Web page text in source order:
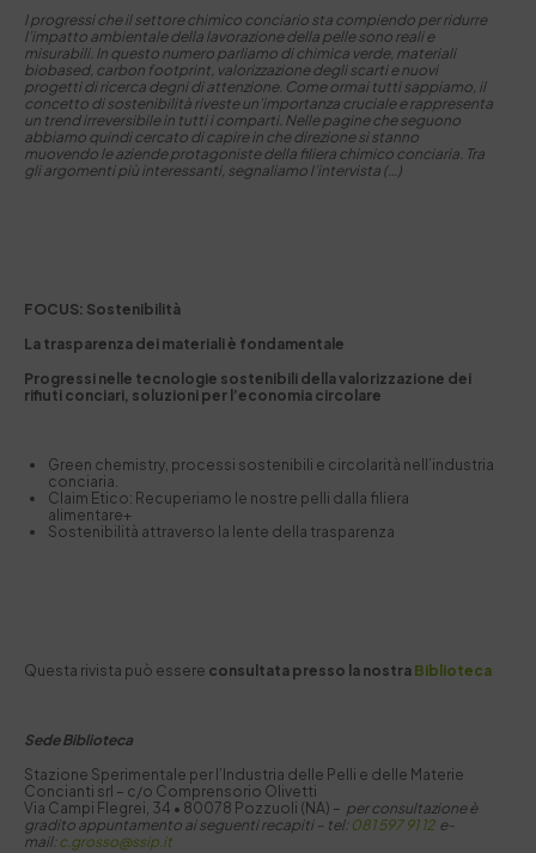
I progressi che il settore chimico conciario sta compiendo per ridurre
l’impatto ambientale della lavorazione della pelle sono reali e
misurabili. In questo numero parliamo di chimica verde, materiali
biobased, carbon footprint, valorizzazione degli scarti e nuovi
progetti di ricerca degni di attenzione. Come ormai tutti sappiamo, il
concetto di sostenibilità riveste un’importanza crucialee rappresenta
un trend irreversibile in tutti i comparti. Nelle pagine che seguono
abbiamo quindi cercato di capire in che direzione si stanno
muovendo le aziende protagoniste della filiera chimico conciaria. Tra
gli argomenti più interessanti, segnaliamo l’intervista (…)
FOCUS: Sostenibilità
La trasparenza dei materiali è fondamentale
Progressi nelle tecnologie sostenibili della valorizzazione dei
rifiuti conciari, soluzioni per l’economia circolare
Green chemistry, processi sostenibili e circolarità nell’industria
conciaria.
Claim Etico: Recuperiamo le nostre pelli dalla filiera
alimentare+
Sostenibilità attraverso la lente della trasparenza
Questa rivista può essere consultata presso la nostra Biblioteca
Sede Biblioteca
Stazione Sperimentale per I’Industria delle Pelli e delle Materie
Concianti srl – c/o Comprensorio Olivetti
Via Campi Flegrei, 34 • 80078 Pozzuoli (NA) – per consultazione è
gradito appuntamento ai seguenti recapiti – tel: 081 597 91 12e-
mail:c.grosso@ssip.it